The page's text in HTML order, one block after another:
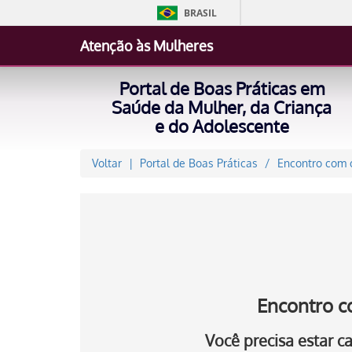
BRASIL
Atenção às Mulheres
Portal de Boas Práticas em
Saúde da Mulher, da Criança
e do Adolescente
Voltar Portal de Boas Práticas Encontro com
Encontro
Você precisa estar